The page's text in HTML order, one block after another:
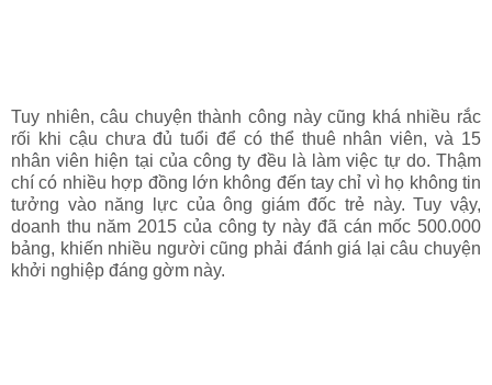
Tuy nhiên, câu chuyện thành công này cũng khá nhiều rắc
rối khi cậu chưa đủ tuổi để có thể thuê nhân viên, và 15
nhân viên hiện tại của công ty đều là làm việc tự do. Thậm
chí có nhiều hợp đồng lớn không đến tay chỉ vì họ không tin
tưởng vào năng lực của ông giám đốc trẻ này. Tuy vậy,
doanh thu năm 2015 của công ty này đã cán mốc 500.000
bảng, khiến nhiều người cũng phải đánh giá lại câu chuyện
khởi nghiệp đáng gờm này.